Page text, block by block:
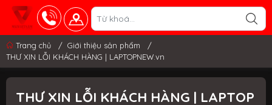
Trang chủ / Giới thiệu sản phẩm
/
THƯ XIN LỖI KHÁCH HÀNG | LAPTOPNEW.vn
THƯ XIN LỖI KHÁCH HÀNG | LAPTOP